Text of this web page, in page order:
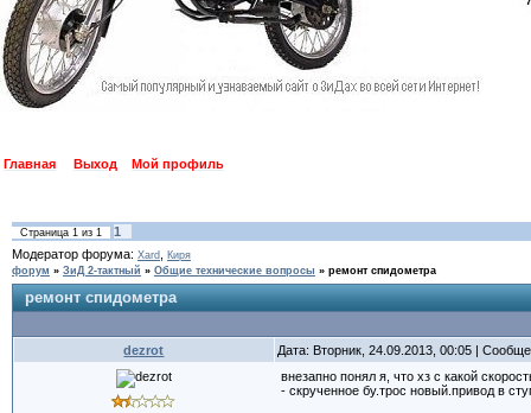
Главная Выход Мой профиль
Страница 1из 1
1
Модератор форума: Xard,
Киря
форум » ЗиД 2-тактный » Общие технические вопросы » ремонт спидометра
ремонт спидометра
dezrot Дата: Вторник, 24.09.2013, 00:05 |
внезапно понял я, что хз с какой
- скрученное бу.трос новый.привод в